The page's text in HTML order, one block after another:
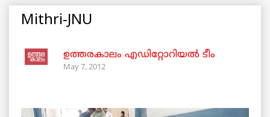
Mithri-JNU
ഉത്തരകാലം എഡിറ്റോറിയല്‍ ടീം
May 7, 2012